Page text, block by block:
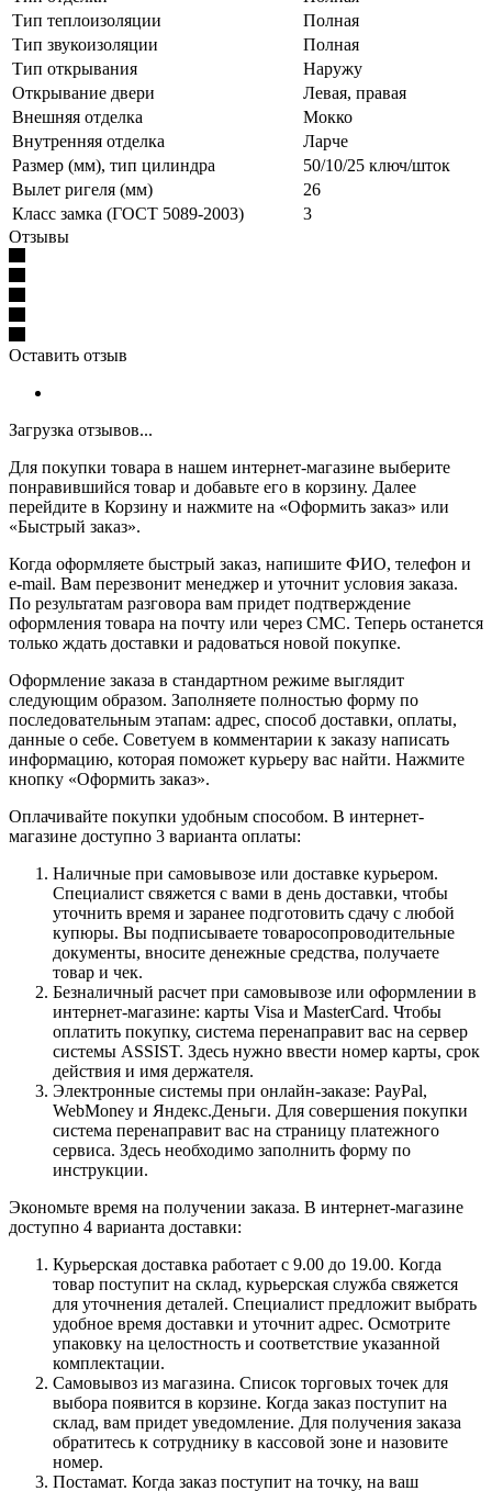
Тип теплоизоляции
Полная
Тип звукоизоляции
Полная
Тип открывания
Наружу
Открывание двери
Левая, правая
Внешняя отделка
Мокко
Внутренняя отделка
Ларче
Размер (мм), тип цилиндра
50/10/25 ключ/шток
Вылет ригеля (мм)
26
Класс замка (ГОСТ 5089-2003)
3
Отзывы
Оставить отзыв
Загрузка отзывов...
Для покупки товара в нашем интернет-магазине выберите
понравившийся товар и добавьте его в корзину. Далее
перейдите в Корзину и нажмите на «Оформить заказ» или
«Быстрый заказ».
Когда оформляете быстрый заказ, напишите ФИО, телефон и
e-mail. Вам перезвонит менеджер и уточнит условия заказа.
По результатам разговора вам придет подтверждение
оформления товара на почту или через СМС. Теперь останется
только ждать доставки и радоваться новой покупке.
Оформление заказа в стандартном режиме выглядит
следующим образом. Заполняете полностью форму по
последовательным этапам: адрес, способ доставки, оплаты,
данные о себе. Советуем в комментарии к заказу написать
информацию, которая поможет курьеру вас найти. Нажмите
кнопку «Оформить заказ».
Оплачивайте покупки удобным способом. В интернет-
магазине доступно 3 варианта оплаты:
Наличные при самовывозе или доставке курьером.
Специалист свяжется с вами в день доставки, чтобы
уточнить время и заранее подготовить сдачу с любой
купюры. Вы подписываете товаросопроводительные
документы, вносите денежные средства, получаете
товар и чек.
Безналичный расчет при самовывозе или оформлении в
интернет-магазине: карты Visa и MasterCard. Чтобы
оплатить покупку, система перенаправит вас на сервер
системы ASSIST. Здесь нужно ввести номер карты, срок
действия и имя держателя.
Электронные системы при онлайн-заказе: PayPal,
WebMoney и Яндекс.Деньги. Для совершения покупки
система перенаправит вас на страницу платежного
сервиса. Здесь необходимо заполнить форму по
инструкции.
Экономьте время на получении заказа. В интернет-магазине
доступно 4 варианта доставки:
Курьерская доставка работает с 9.00 до 19.00. Когда
товар поступит на склад, курьерская служба свяжется
для уточнения деталей. Специалист предложит выбрать
удобное время доставки и уточнит адрес. Осмотрите
упаковку на целостность и соответствие указанной
комплектации.
Самовывоз из магазина. Список торговых точек для
выбора появится в корзине. Когда заказ поступит на
склад, вам придет уведомление. Для получения заказа
обратитесь к сотруднику в кассовой зоне и назовите
номер.
Постамат. Когда заказ поступит на точку, на ваш